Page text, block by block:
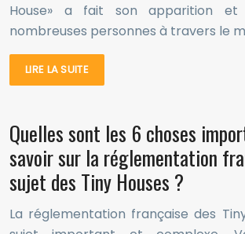
House» a fait son apparition
nombreuses personnes à travers le
LIRE LA SUITE
Quelles sont les 6 choses
savoir sur la réglementation
sujet des Tiny Houses ?
La réglementation française des